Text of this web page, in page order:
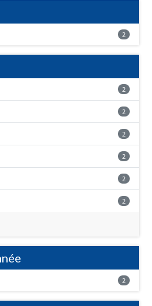
du standard CNIG Sites
pas la référence aux
à ce jour. Il est filtré au-
se limitant aux SCI.
2
2
2
2
2
2
2
2